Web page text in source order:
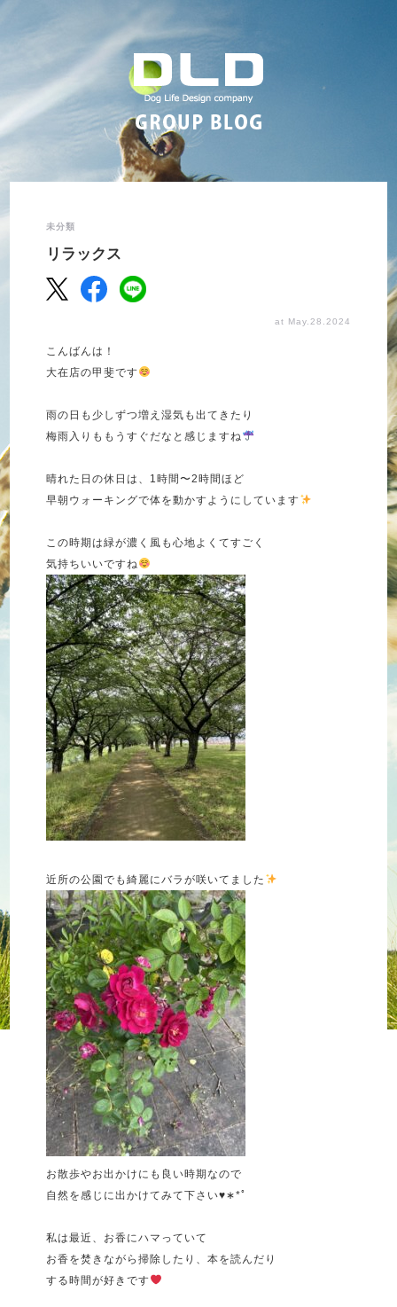
未分類
リラックス
at May.28.2024
こんばんは！
大在店の甲斐です
雨の日も少しずつ増え湿気も出てきたり
梅雨入りももうすぐだなと感じますね
晴れた日の休日は、1時間〜2時間ほど
早朝ウォーキングで体を動かすようにしています
この時期は緑が濃く風も心地よくてすごく
気持ちいいですね
近所の公園でも綺麗にバラが咲いてました
お散歩やお出かけにも良い時期なので
自然を感じに出かけてみて下さい♥︎︎∗︎*ﾟ
私は最近、お香にハマっていて
お香を焚きながら掃除したり、本を読んだり
する時間が好きです